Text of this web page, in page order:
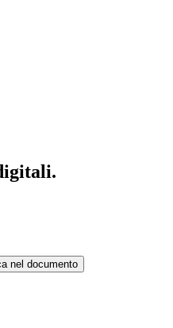
nel documento